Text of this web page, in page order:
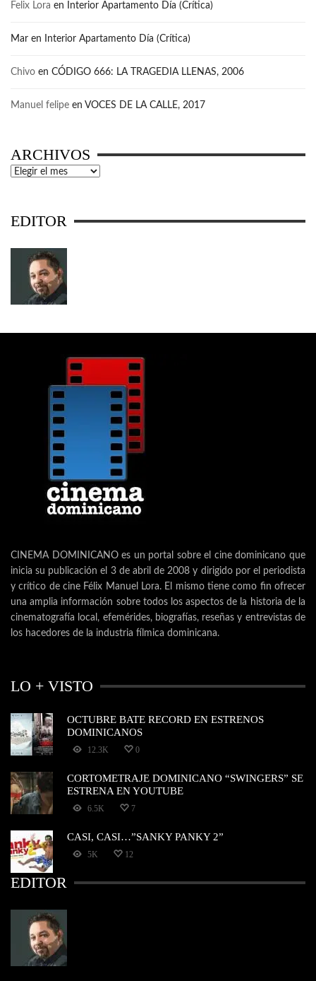
Felix Lora en Interior Apartamento Día (Crítica)
Mar en Interior Apartamento Día (Crítica)
Chivo en CÓDIGO 666: LA TRAGEDIA LLENAS, 2006
Manuel felipe en VOCES DE LA CALLE, 2017
ARCHIVOS
Archivos
EDITOR
CINEMA DOMINICANO es un portal sobre el cine dominicano que
inicia su publicación el 3 de abril de 2008 y dirigido por el periodista
y crítico de cine Félix Manuel Lora. El mismo tiene como fin ofrecer
una amplia información sobre todos los aspectos de la historia de la
cinematografía local, efemérides, biografías, reseñas y entrevistas de
los hacedores de la industria fílmica dominicana.
LO + VISTO
OCTUBRE BATE RECORD EN ESTRENOS
DOMINICANOS
12.3K 0
CORTOMETRAJE DOMINICANO “SWINGERS” SE
ESTRENA EN YOUTUBE
6.5K 7
CASI, CASI…”SANKY PANKY 2”
5K 12
EDITOR